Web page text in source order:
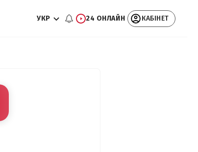
УКР 24 ОНЛАЙН КАБІНЕТ